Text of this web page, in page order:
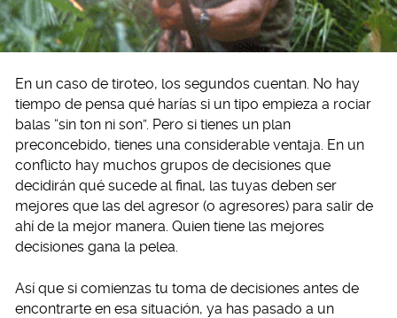
En un caso de tiroteo, los segundos cuentan. No hay
tiempo de pensa qué harías si un tipo empieza a rociar
balas “sin ton ni son”. Pero si tienes un plan
preconcebido, tienes una considerable ventaja. En un
conflicto hay muchos grupos de decisiones que
decidirán qué sucede al final, las tuyas deben ser
mejores que las del agresor (o agresores) para salir de
ahí de la mejor manera. Quien tiene las mejores
decisiones gana la pelea.
Así que si comienzas tu toma de decisiones antes de
encontrarte en esa situación, ya has pasado a un